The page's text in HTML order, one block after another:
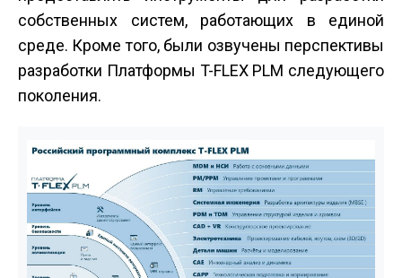
собственных систем, работающих в единой
среде. Кроме того, были озвучены перспективы
разработки Платформы T-FLEX PLM следующего
поколения.